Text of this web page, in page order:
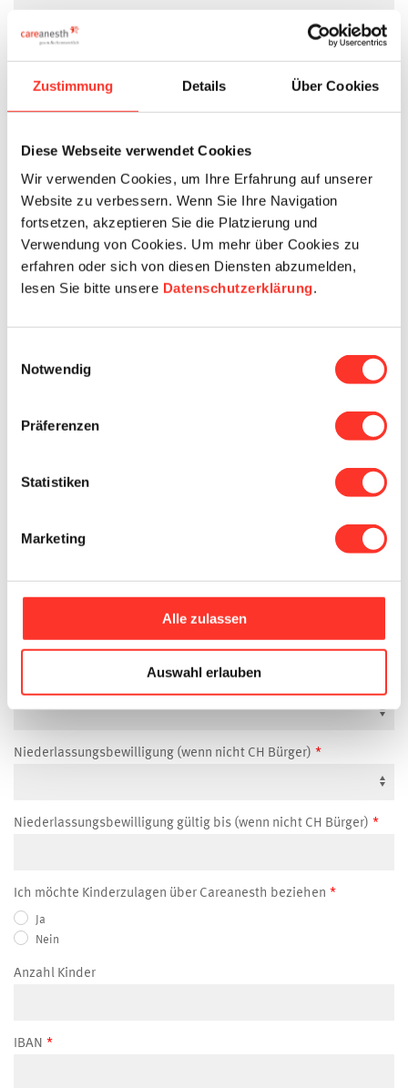
Zustimmung Details Über Cookies
Diese Webseite verwendet Cookies
Wir verwenden Cookies, um Ihre Erfahrung auf unserer
Website zu verbessern. Wenn Sie Ihre Navigation
fortsetzen, akzeptieren Sie die Platzierung und
Verwendung von Cookies. Um mehr über Cookies zu
erfahren oder sich von diesen Diensten abzumelden,
lesen Sie bitte unsere Datenschutzerklärung.
Notwendig
Präferenzen
Statistiken
Marketing
Alle zulassen
Auswahl erlauben
E-Mail
Geburtstag
Niederlassungsbewilligung (wenn nicht CH Bürger)
Niederlassungsbewilligung gültig bis (wenn nicht CH Bürger)
Ich möchte Kinderzulagen über Careanesth beziehen
Ja
Nein
Anzahl Kinder
IBAN